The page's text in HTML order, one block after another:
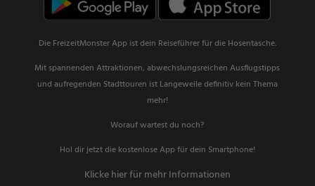
Die FreizeitMonster App ist dein Reiseführer für die Hosentasche.
Mit spannenden Attraktionen, abwechslungsreichen Ausflugstipps
und aufregenden Stadttouren ist Langeweile definitiv kein Thema
mehr!
Worauf wartest du noch?
Hol dir jetzt die kostenlose App für dein Smartphone!
Klicke hier für mehr Informationen